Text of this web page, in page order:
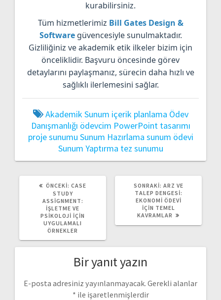
kurabilirsiniz.
Tüm hizmetlerimiz Bill Gates Design &
Softwaregüvencesiyle sunulmaktadır.
Gizliliğiniz ve akademik etik ilkeler bizim için
önceliklidir. Başvuru öncesinde görev
detaylarını paylaşmanız, sürecin daha hızlı ve
sağlıklı ilerlemesini sağlar.
Akademik Sunum içerik planlama Ödev
Danışmanlığı ödevcim PowerPoint tasarımı
proje sunumu Sunum Hazırlama sunum ödevi
Sunum Yaptırma tez sunumu
ÖNCEKI: ÖNCEKI
YAZI:
CASE
STUDY
ASSIGNMENT:
İŞLETME VE
PSIKOLOJI İÇIN
UYGULAMALI
ÖRNEKLER
SONRAKI: SONRAKI
YAZI:
ARZ VE
TALEP DENGESI:
EKONOMI ÖDEVI
İÇIN TEMEL
KAVRAMLAR
Bir yanıt yazın
E-posta adresiniz yayınlanmayacak. Gerekli alanlar
* ile işaretlenmişlerdir